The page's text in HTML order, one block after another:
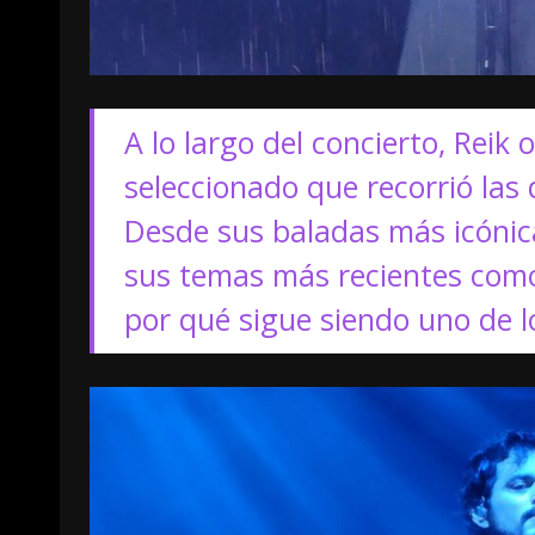
A lo largo del concierto, Reik
seleccionado que recorrió
Desde sus baladas más
sus temas más recientes
por qué sigue siendo uno de